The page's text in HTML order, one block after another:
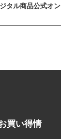
ル商品公式オン
買い得情